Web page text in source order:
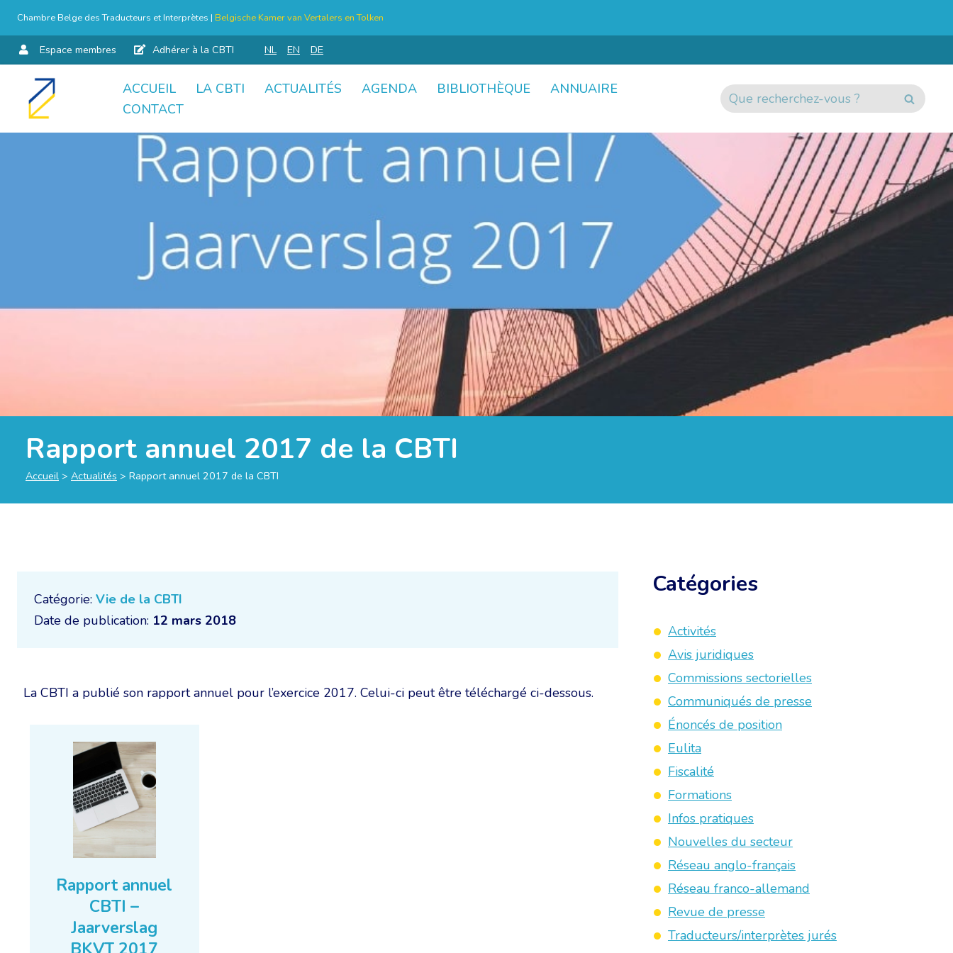
Chambre Belge des Traducteurs et Interprètes | Belgische Kamer van Vertalers en Tolken
Espace membres Adhérer à la CBTI NL EN DE
Aller
ACCUEIL LA CBTI ACTUALITÉS AGENDA BIBLIOTHÈQUE
ANNUAIRE
CONTACT
Rapport annuel 2017 de la CBTI
Accueil > Actualités > Rapport annuel 2017 de la CBTI
Catégorie: Vie de la CBTI
Date de publication: 12 mars 2018
La CBTI a publié son rapport annuel pour l’exercice 2017. Celui-ci peut être téléchargé ci-dessous.
Rapport annuel
CBTI –
Jaarverslag
Catégories
Activités
Avis juridiques
Commissions sectorielles
Communiqués de presse
Énoncés de position
Eulita
Fiscalité
Formations
Infos pratiques
Nouvelles du secteur
Réseau anglo-français
Réseau franco-allemand
Revue de presse
Traducteurs/interprètes jurés